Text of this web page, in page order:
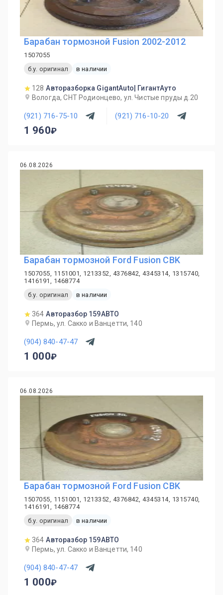
Барабан тормозной Fusion 2002-2012
1507055
б.у. оригинал
в наличии
128 Авторазборка GigantAuto| ГигантАуто
Вологда, СНТ Родионцево, ул. Чистые пруды д.20
(921) 716-75-10 (921) 716-10-20
1 960
06.08.2026
Барабан тормозной Ford Fusion CBK
1507055, 1151001, 1213352, 4376842, 4345314, 1315740,
1416191, 1468774
б.у. оригинал
в наличии
364 Авторазбор 159АВТО
Пермь, ул. Сакко и Ванцетти, 140
(904) 840-47-47
1 000
06.08.2026
Барабан тормозной Ford Fusion CBK
1507055, 1151001, 1213352, 4376842, 4345314, 1315740,
1416191, 1468774
б.у. оригинал
в наличии
364 Авторазбор 159АВТО
Пермь, ул. Сакко и Ванцетти, 140
(904) 840-47-47
1 000